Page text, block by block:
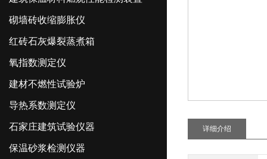
详细介绍
砌墙砖收缩膨胀仪
红砖石灰爆裂蒸煮箱
氧指数测定仪
建材不燃性试验炉
导热系数测定仪
石家庄建筑试验仪器
保温砂浆检测仪器